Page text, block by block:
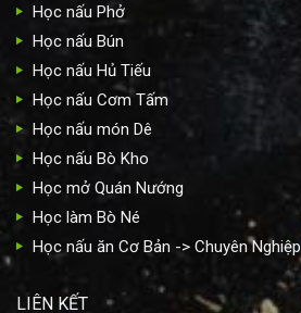
Học nấu Phở
Học nấu Bún
Học nấu Hủ Tiếu
Học nấu Cơm Tấm
Học nấu món Dê
Học nấu Bò Kho
Học mở Quán Nướng
Học làm Bò Né
Học nấu ăn Cơ Bản -> Chuyên Nghiệp
LIÊN KẾT